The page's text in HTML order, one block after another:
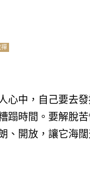
心中，自己要去發
蹋時間。要解脫
、開放，讓它海